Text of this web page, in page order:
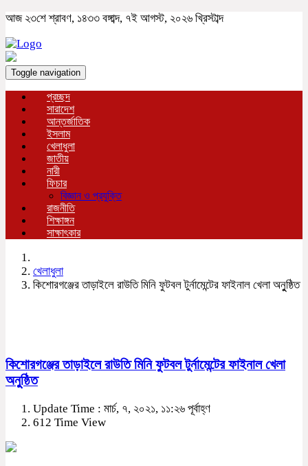
আজ ২৩শে শ্রাবণ, ১৪৩৩ বঙ্গাব্দ, ৭ই আগস্ট, ২০২৬ খ্রিস্টাব্দ
Toggle navigation
প্রচ্ছদ
সারাদেশ
আন্তর্জাতিক
ইসলাম
খেলাধুলা
জাতীয়
নারী
ফিচার
বিজ্ঞান ও প্রযুক্তি
রাজনীতি
শিক্ষাঙ্গন
সাক্ষাৎকার
খেলাধুলা
কিশোরগঞ্জের তাড়াইলে রাউতি মিনি ফুটবল টুর্নামেন্টের ফাইনাল খেলা অনুুষ্ঠিত
কিশোরগঞ্জের তাড়াইলে রাউতি মিনি ফুটবল টুর্নামেন্টের ফাইনাল খেলা
অনুুষ্ঠিত
Update Time : মার্চ, ৭, ২০২১, ১১:২৬ পূর্বাহ্ণ
612 Time View